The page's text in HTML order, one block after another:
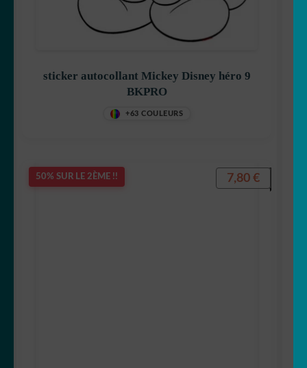
sticker autocollant Mickey Disney héro 9
BKPRO
+63 COULEURS
50% SUR LE 2ÈME !! 7,80 €